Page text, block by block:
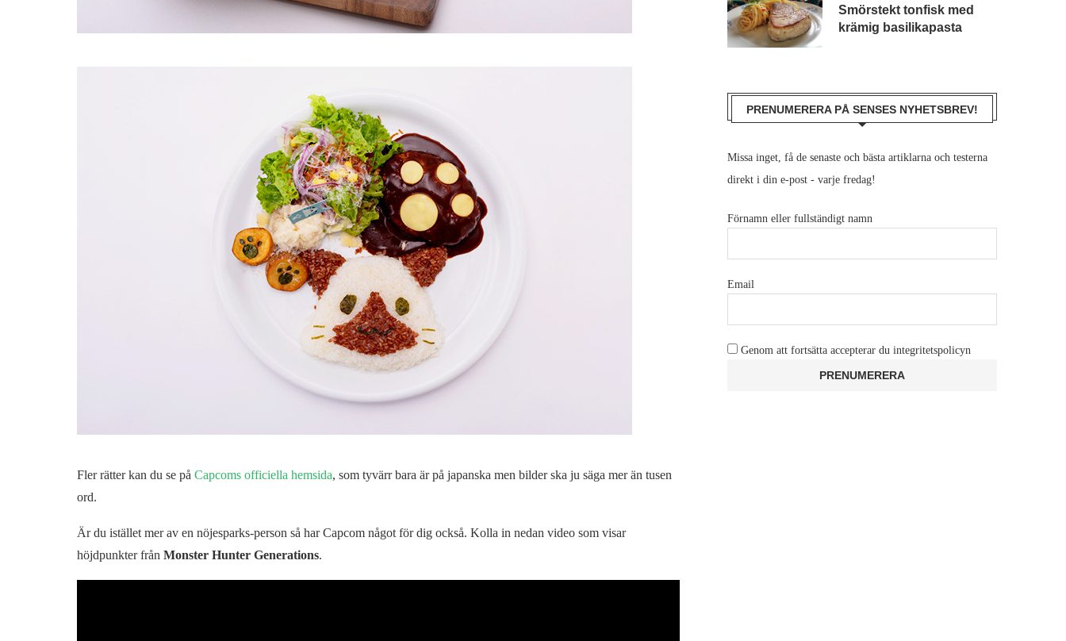
Fler rätter kan du se på Capcoms officiella hemsida, som tyvärr bara är på japanska men bilder ska ju säga mer än tusen
ord.
Är du istället mer av en nöjesparks-person så har Capcom något för dig också. Kolla in nedan video som visar
höjdpunkter från Monster Hunter Generations.
Smörstekt tonfisk med
krämig basilikapasta
PRENUMERERA PÅ SENSES NYHETSBREV!
Missa inget, få de senaste och bästa artiklarna och testerna
direkt i din e-post - varje fredag!
Förnamn eller fullständigt namn
Email
Genom att fortsätta accepterar du integritetspolicyn